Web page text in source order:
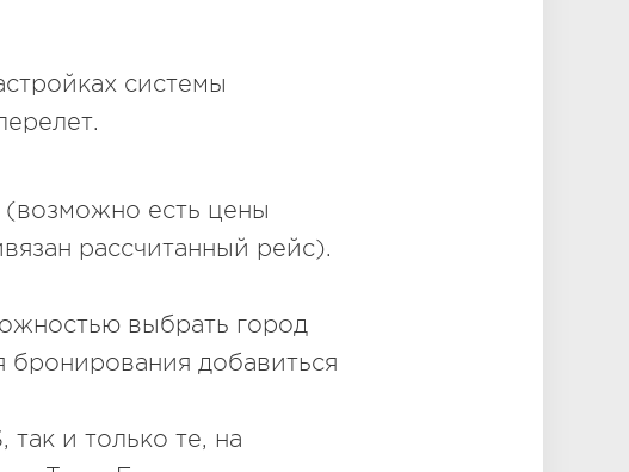
системы
(возможно есть цены
рассчитанный рейс).
выбрать город
добавиться
и только те, на